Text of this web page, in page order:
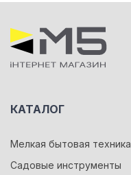
КАТАЛОГ
Мелкая бытовая техника
Садовые инструменты